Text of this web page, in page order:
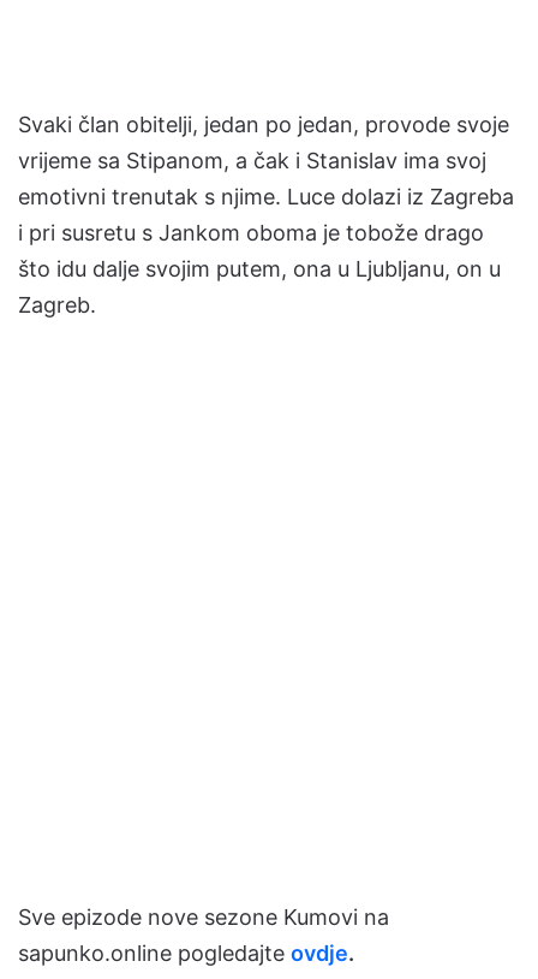
Svaki član obitelji, jedan po jedan, provode svoje
vrijeme sa Stipanom, a čak i Stanislav ima svoj
emotivni trenutak s njime. Luce dolazi iz Zagreba
i pri susretu s Jankom oboma je tobože drago
što idu dalje svojim putem, ona u Ljubljanu, on u
Zagreb.
Sve epizode nove sezone Kumovi na
sapunko.online pogledajte ovdje.